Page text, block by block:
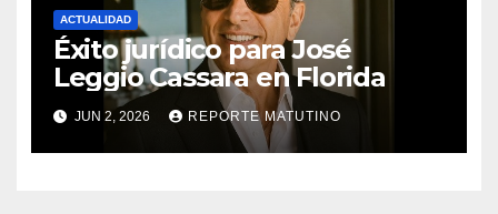
ACTUALIDAD
Éxito jurídico para José
Leggio Cassara en Florida
JUN 2, 2026 REPORTE MATUTINO